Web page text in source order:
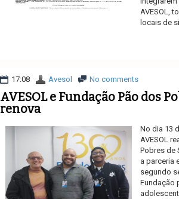
AVESOL,
locais de
17:08 Avesol No comments
AVESOL e Fundação Pão dos
renova
No dia 13
AVESOL
Pobres de
a parceria
segundo
Fundação